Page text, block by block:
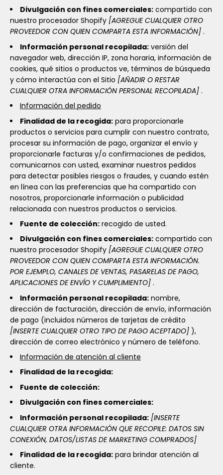
Divulgación con fines comerciales: compartido con
nuestro procesador Shopify [AGREGUE CUALQUIER OTRO
PROVEEDOR CON QUIEN COMPARTA ESTA INFORMACIÓN] .
Información personal recopilada: versión del
navegador web, dirección IP, zona horaria, información de
cookies, qué sitios o productos ve, términos de búsqueda
y cómo interactúa con el Sitio [AÑADIR O RESTAR
CUALQUIER OTRA INFORMACIÓN PERSONAL RECOPILADA] .
Información del pedido
Finalidad de la recogida: para proporcionarle
productos o servicios para cumplir con nuestro contrato,
procesar su información de pago, organizar el envío y
proporcionarle facturas y/o confirmaciones de pedidos,
comunicarnos con usted, examinar nuestros pedidos
para detectar posibles riesgos o fraudes, y cuando estén
en línea con las preferencias que ha compartido con
nosotros, proporcionarle información o publicidad
relacionada con nuestros productos o servicios.
Fuente de colección: recogido de usted.
Divulgación con fines comerciales: compartido con
nuestro procesador Shopify [AGREGUE CUALQUIER OTRO
PROVEEDOR CON QUIEN COMPARTA ESTA INFORMACIÓN.
POR EJEMPLO, CANALES DE VENTAS, PASARELAS DE PAGO,
APLICACIONES DE ENVÍO Y CUMPLIMIENTO] .
Información personal recopilada: nombre,
dirección de facturación, dirección de envío, información
de pago (incluidos números de tarjetas de crédito
[INSERTE CUALQUIER OTRO TIPO DE PAGO ACEPTADO] ),
dirección de correo electrónico y número de teléfono.
Información de atención al cliente
Finalidad de la recogida:
Fuente de colección:
Divulgación con fines comerciales:
Información personal recopilada: [INSERTE
CUALQUIER OTRA INFORMACIÓN QUE RECOPILE: DATOS SIN
CONEXIÓN, DATOS/LISTAS DE MARKETING COMPRADOS]
Finalidad de la recogida: para brindar atención al
cliente.